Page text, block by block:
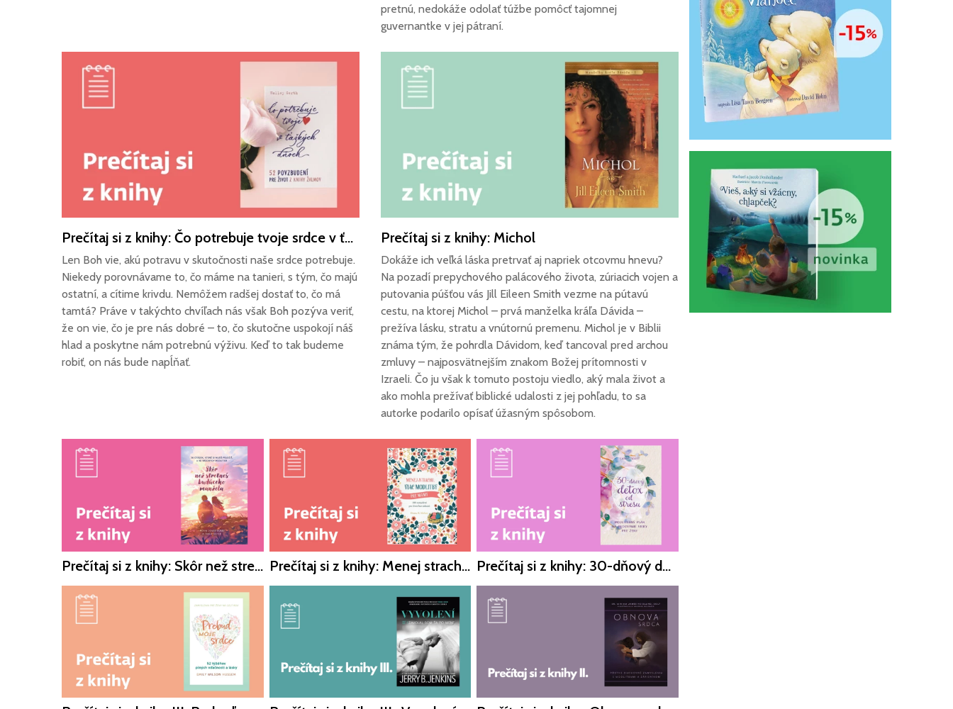
pretnú, nedokáže odolať túžbe pomôcť tajomnej
guvernantke v jej pátraní.
Prečítaj si z knihy: Čo potrebuje tvoje srdce v ťažkých dňoch
Len Boh vie, akú potravu v skutočnosti naše srdce potrebuje.
Niekedy porovnávame to, čo máme na tanieri, s tým, čo majú
ostatní, a cítime krivdu. Nemôžem radšej dostať to, čo má
tamtá? Práve v takýchto chvíľach nás však Boh pozýva veriť,
že on vie, čo je pre nás dobré – to, čo skutočne uspokojí náš
hlad a poskytne nám potrebnú výživu. Keď to tak budeme
robiť, on nás bude napĺňať.
Prečítaj si z knihy: Michol
Dokáže ich veľká láska pretrvať aj napriek otcovmu hnevu?
Na pozadí prepychového palácového života, zúriacich vojen a
putovania púšťou vás Jill Eileen Smith vezme na pútavú
cestu, na ktorej Michol – prvá manželka kráľa Dávida –
prežíva lásku, stratu a vnútornú premenu. Michol je v Biblii
známa tým, že pohrdla Dávidom, keď tancoval pred archou
zmluvy – najposvätnejším znakom Božej prítomnosti v
Izraeli. Čo ju však k tomuto postoju viedlo, aký mala život a
ako mohla prežívať biblické udalosti z jej pohľadu, to sa
autorke podarilo opísať úžasným spôsobom.
Prečítaj si z knihy: Skôr než stretneš budúceho manžela Prečítaj si z knihy: Menej strachu, viac modlitby pre mamy Prečítaj si z knihy: 30-dňový detox od stresu
Prekvapivo
romantické nápady na
darčeky pre muža,
ktorého milujete
Prečítaj si z knihy: 100
uistení, ktoré
potrebuje počuť tvoj
manžel
Boj so zlom 8/10: Boj s
Prečítaj si z knihy: Boh
šepká tvoje meno -
Ch. Hill